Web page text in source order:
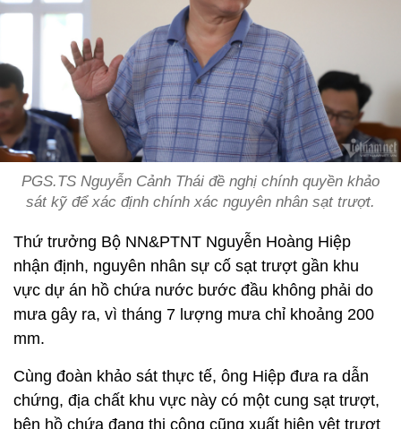
PGS.TS Nguyễn Cảnh Thái đề nghị chính quyền khảo
sát kỹ để xác định chính xác nguyên nhân sạt trượt.
Thứ trưởng Bộ NN&PTNT Nguyễn Hoàng Hiệp
nhận định, nguyên nhân sự cố sạt trượt gần khu
vực dự án hồ chứa nước bước đầu không phải do
mưa gây ra, vì tháng 7 lượng mưa chỉ khoảng 200
mm.
Cùng đoàn khảo sát thực tế, ông Hiệp đưa ra dẫn
chứng, địa chất khu vực này có một cung sạt trượt,
bên hồ chứa đang thi công cũng xuất hiện vệt trượt